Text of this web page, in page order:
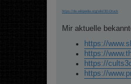
https://de.wikipedia.org/wiki/3D-Druck
Mir aktuelle
https://
https://
https://
https://